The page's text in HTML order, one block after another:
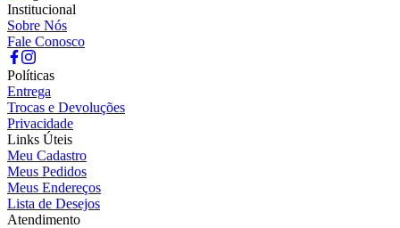
Institucional
Sobre Nós
Fale Conosco
Políticas
Entrega
Trocas e Devoluções
Privacidade
Links Úteis
Meu Cadastro
Meus Pedidos
Meus Endereços
Lista de Desejos
Atendimento